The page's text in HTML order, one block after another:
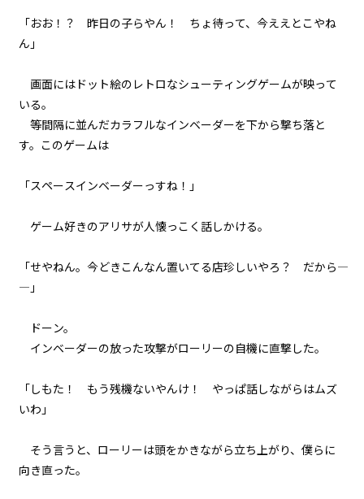
小 中
明朝
035
036
また来週と魔物は言った
037
038
余白：喫茶ヤングマンにて
余白：自由
８月８日：CONTINUE
「おお！？ 昨日の子らやん！ ちょ待って、今ええとこやね
ん」
画面にはドット絵のレトロなシューティングゲームが映って
いる。
等間隔に並んだカラフルなインベーダーを下から撃ち落と
す。このゲームは――
「スペースインベーダーっすね！」
ゲーム好きのアリサが人懐っこく話しかける。
「せやねん。今どきこんなん置いてる店珍しいやろ？ だから―
―」
ドーン。
インベーダーの放った攻撃がローリーの自機に直撃した。
「しもた！ もう残機ないやんけ！ やっぱ話しながらはムズ
いわ」
そう言うと、ローリーは頭をかきながら立ち上がり、僕らに
向き直った。